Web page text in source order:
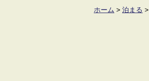
ホーム > 泊まる >